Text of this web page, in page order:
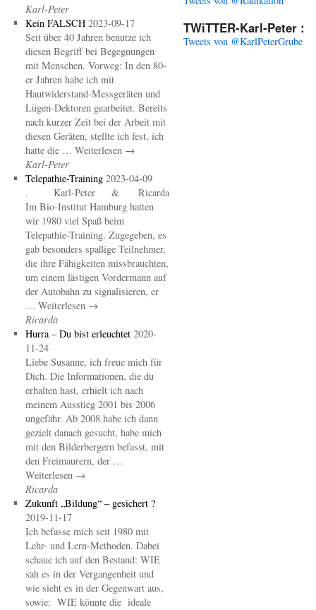
Karl-Peter
Kein FALSCH 2023-09-17
Seit über 40 Jahren benutze ich
diesen Begriff bei Begegnungen
mit Menschen. Vorweg: In den 80-
er Jahren habe ich mit
Hautwiderstand-Messgeräten und
Lügen-Dektoren gearbeitet. Bereits
nach kurzer Zeit bei der Arbeit mit
diesen Geräten, stellte ich fest, ich
hatte die … Weiterlesen →
Karl-Peter
Telepathie-Training 2023-04-09
. Karl-Peter & Ricarda
Im Bio-Institut Hamburg hatten
wir 1980 viel Spaß beim
Telepathie-Training. Zugegeben, es
gab besonders spaßige Teilnehmer,
die ihre Fähigkeiten missbrauchten,
um einem lästigen Vordermann auf
der Autobahn zu signalisieren, er
… Weiterlesen →
Ricarda
Hurra – Du bist erleuchtet 2020-
11-24
Liebe Susanne, ich freue mich für
Dich. Die Informationen, die du
erhalten hast, erhielt ich nach
meinem Ausstieg 2001 bis 2006
ungefähr. Ab 2008 habe ich dann
gezielt danach gesucht, habe mich
mit den Bilderbergern befasst, mit
den Freimaurern, der …
Weiterlesen →
Ricarda
Zukunft „Bildung“ – gesichert ?
2019-11-17
Ich befasse mich seit 1980 mit
Lehr- und Lern-Methoden. Dabei
schaue ich auf den Bestand: WIE
sah es in der Vergangenheit und
wie sieht es in der Gegenwart aus,
sowie: WIE könnte die ideale
TWiTTER-Karl-Peter :
Tweets von @KarlPeterGrube